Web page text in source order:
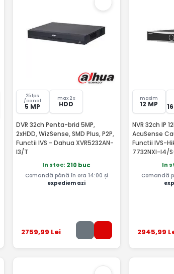
25 fps
/canal
5 MP
max 2 x
HDD
DVR 32ch Penta-brid 5MP,
2xHDD, WizSense, SMD Plus, P2P,
Functii IVS - Dahua XVR5232AN-
I3/T
In stoc: 210 buc
Comandă până în ora 14:00 și
expediem azi
2759,99 Lei
maxim
12 MP
NVR 32ch IP
AcuSense
Functii IVS-
7732NXI-I4/
In
Comandă
2945,99